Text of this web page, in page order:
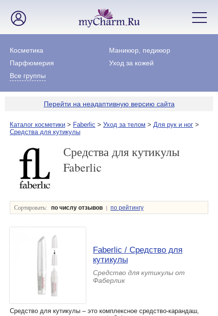
Косметика
Маникюр, педикюр
Парфюмерия
Уход за кожей
Все группы
Перейти на неадаптивную версию сайта
Каталог косметики > Faberlic > Уход за телом > Для рук и ног >
Средства для кутикулы
Средства для кутикулы
Faberlic
Сортировать: по числу отзывов | по рейтингу
Faberlic / Средство для
кутикулы
Средство для кутикулы от
Фаберлик
Средство для кутикулы – это комплексное средство-карандаш,